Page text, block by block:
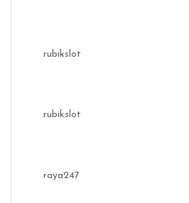
rubikslot
rubikslot
raya247